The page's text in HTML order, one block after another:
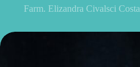
Farm. Elizandra Civalsci Costa